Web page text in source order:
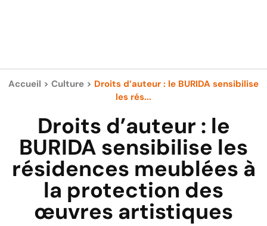
Accueil > Culture > Droits d’auteur : le BURIDA sensibilise
les rés...
Droits d’auteur : le
BURIDA sensibilise les
résidences meublées à
la protection des
œuvres artistiques